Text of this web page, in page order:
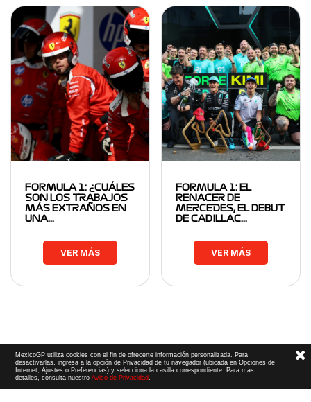
FORMULA 1: ¿CUÁLES
SON LOS TRABAJOS
MÁS EXTRAÑOS EN
UNA…
VER MÁS
FORMULA 1: EL
RENACER DE
MERCEDES, EL DEBUT
DE CADILLAC…
VER MÁS
MexicoGP utiliza cookies con el fin de ofrecerte información personalizada. Para
desactivarlas, ingresa a la opción de Privacidad de tu navegador (ubicada en Opciones de
Internet, Ajustes o Preferencias) y selecciona la casilla correspondiente. Para más
detalles, consulta nuestroAviso de Privacidad.